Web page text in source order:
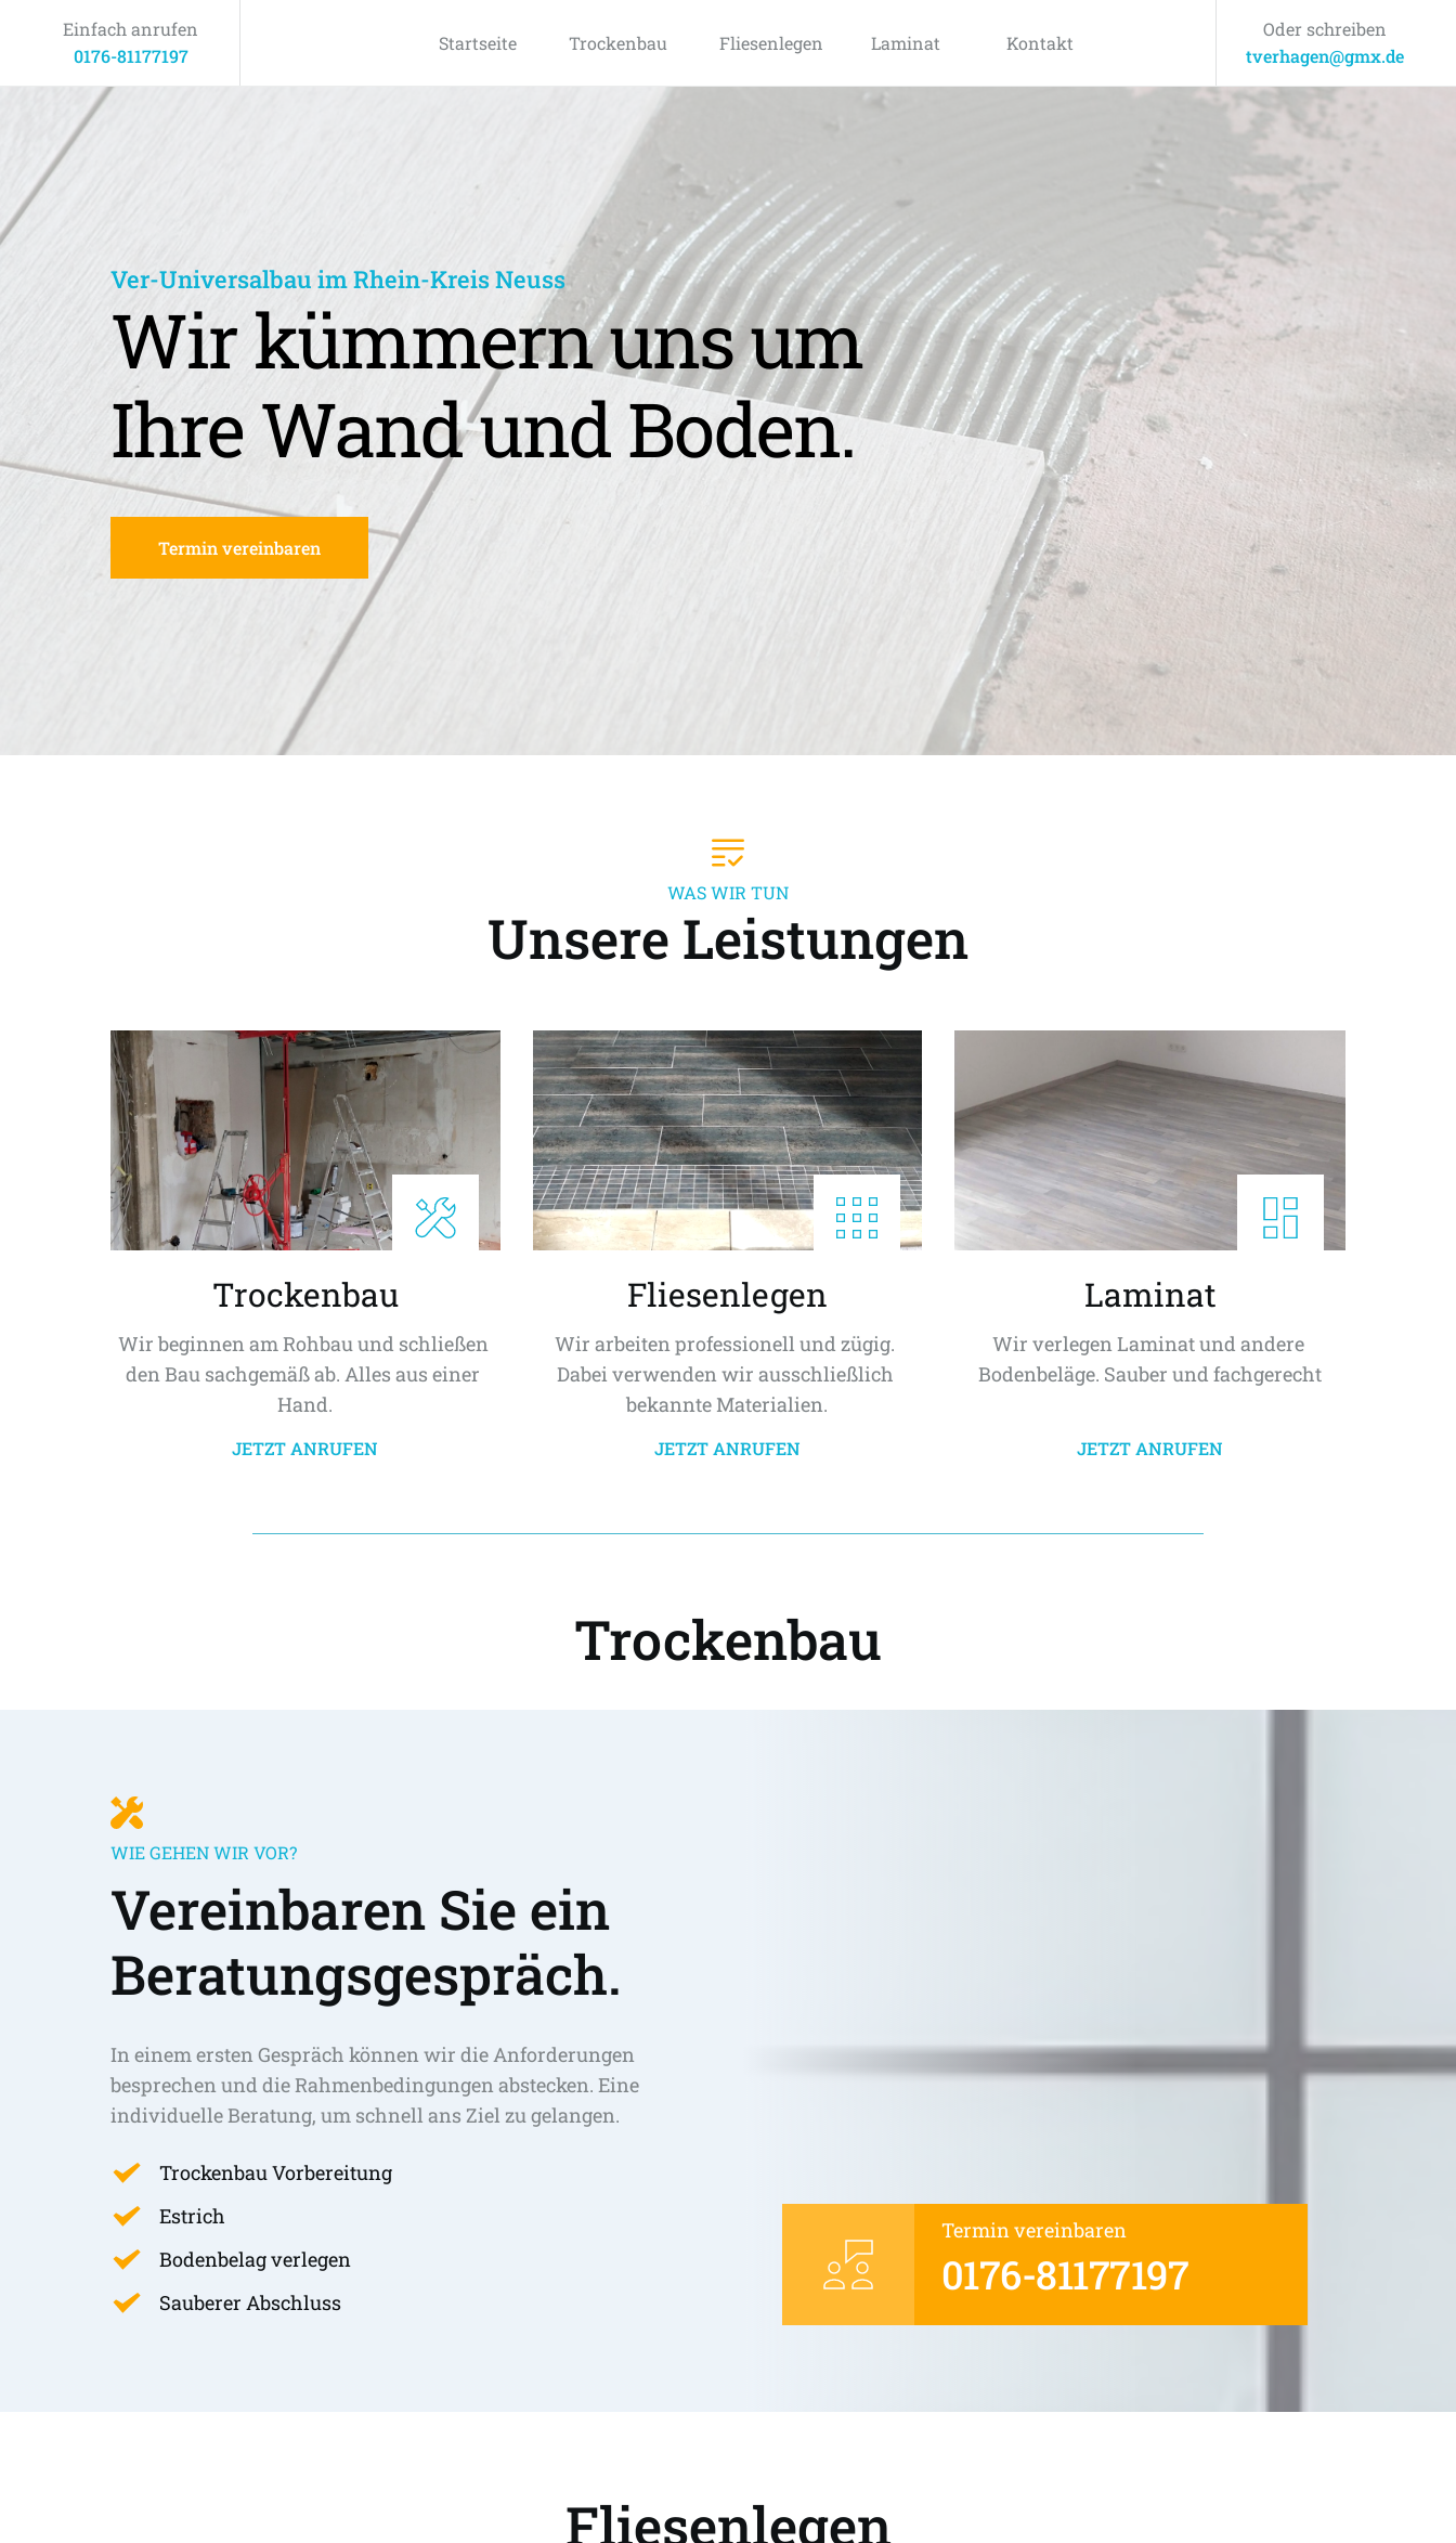
Einfach anrufen
0176-81177197
Startseite Trockenbau Fliesenlegen Laminat Kontakt
Oder schreiben
tverhagen@gmx.de
Ver-Universalbau im Rhein-Kreis Neuss
Wir kümmern uns um
Ihre Wand und Boden.
Termin vereinbaren
WAS WIR TUN
Unsere Leistungen
Trockenbau
Wir beginnen am Rohbau und schließen
den Bau sachgemäß ab. Alles aus einer
Hand.
JETZT ANRUFEN
Fliesenlegen
Wir arbeiten professionell und zügig.
Dabei verwenden wir ausschließlich
bekannte Materialien.
JETZT ANRUFEN
Laminat
Wir verlegen Laminat und andere
Bodenbeläge. Sauber und fachgerecht
JETZT ANRUFEN
Trockenbau
WIE GEHEN WIR VOR?
Vereinbaren Sie ein
Beratungsgespräch.
In einem ersten Gespräch können wir die Anforderungen
besprechen und die Rahmenbedingungen abstecken. Eine
individuelle Beratung, um schnell ans Ziel zu gelangen.
Trockenbau Vorbereitung
Estrich
Bodenbelag verlegen
Sauberer Abschluss
Termin vereinbaren
0176-81177197
Fliesenlegen